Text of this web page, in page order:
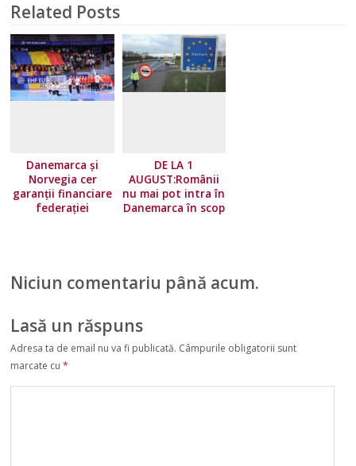
Related Posts
Danemarca și
Norvegia cer
garanții financiare
federației
DE LA 1
AUGUST:Românii
nu mai pot intra în
Danemarca în scop
Niciun comentariu până acum.
Lasă un răspuns
Adresa ta de email nu va fi publicată. Câmpurile obligatorii sunt
marcate cu*